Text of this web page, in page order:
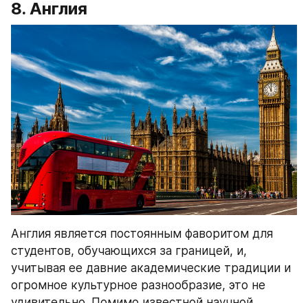
8. Англия
Англия является постоянным фаворитом для
студентов, обучающихся за границей, и,
учитывая ее давние академические традиции и
огромное культурное разнообразие, это не